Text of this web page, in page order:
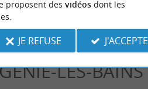
LES-BAINS
proposent des vidéosdont les
JE REFUSE J'ACCEPTE